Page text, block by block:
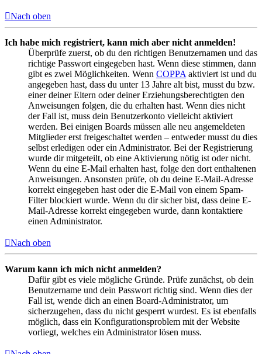
Nach oben
Ich habe mich registriert, kann mich aber nicht anmelden!
Überprüfe zuerst, ob du den richtigen Benutzernamen und das
richtige Passwort eingegeben hast. Wenn diese stimmen, dann
gibt es zwei Möglichkeiten. Wenn COPPA aktiviert ist und du
angegeben hast, dass du unter 13 Jahre alt bist, musst du bzw.
einer deiner Eltern oder deiner Erziehungsberechtigten den
Anweisungen folgen, die du erhalten hast. Wenn dies nicht
der Fall ist, muss dein Benutzerkonto vielleicht aktiviert
werden. Bei einigen Boards müssen alle neu angemeldeten
Mitglieder erst freigeschaltet werden – entweder musst du dies
selbst erledigen oder ein Administrator. Bei der Registrierung
wurde dir mitgeteilt, ob eine Aktivierung nötig ist oder nicht.
Wenn du eine E-Mail erhalten hast, folge den dort enthaltenen
Anweisungen. Ansonsten prüfe, ob du deine E-Mail-Adresse
korrekt eingegeben hast oder die E-Mail von einem Spam-
Filter blockiert wurde. Wenn du dir sicher bist, dass deine E-
Mail-Adresse korrekt eingegeben wurde, dann kontaktiere
einen Administrator.
Nach oben
Warum kann ich mich nicht anmelden?
Dafür gibt es viele mögliche Gründe. Prüfe zunächst, ob dein
Benutzername und dein Passwort richtig sind. Wenn dies der
Fall ist, wende dich an einen Board-Administrator, um
sicherzugehen, dass du nicht gesperrt wurdest. Es ist ebenfalls
möglich, dass ein Konfigurationsproblem mit der Website
vorliegt, welches ein Administrator lösen muss.